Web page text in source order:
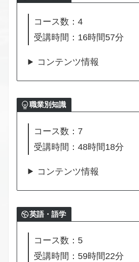
コース数：4
受講時間：16時間57分
コンテンツ情報
職業別知識
コース数：7
受講時間：48時間18分
コンテンツ情報
英語・語学
コース数：5
受講時間：59時間22分